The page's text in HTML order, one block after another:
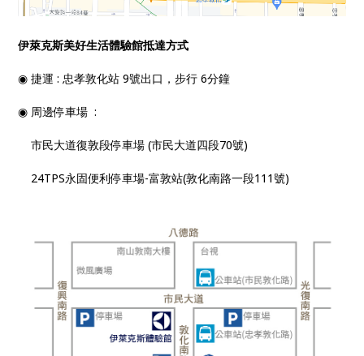
伊萊克斯美好生活體驗館抵達方式
◉ 捷運 : 忠孝敦化站 9號出口，步行 6分鐘
◉ 周邊停車場 :
市民大道復敦段停車場 (市民大道四段70號)
24TPS永固便利停車場-富敦站(敦化南路一段111號)